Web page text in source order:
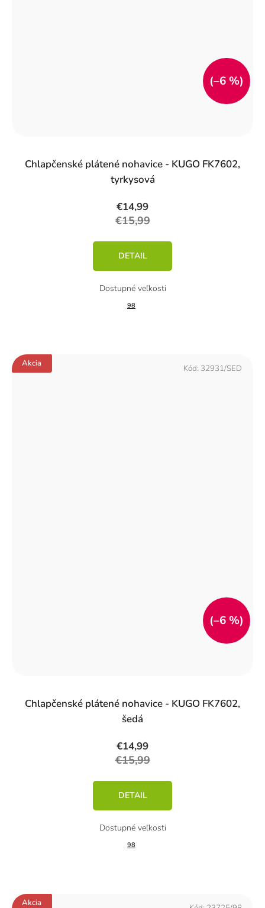
Chlapčenské plátené nohavice - KUGO FK7602,
tyrkysová
€14,99
€15,99
(–6 %)
DETAIL
98
Akcia
Chlapčenské plátené nohavice - KUGO FK7602,
šedá
€14,99
€15,99
(–6 %)
DETAIL
98
Kód: 32931/SED
Akcia